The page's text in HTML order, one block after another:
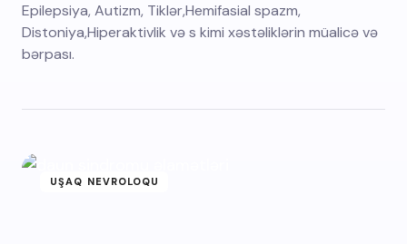
Epilepsiya, Autizm, Tiklər,Hemifasial spazm,
Distoniya,Hiperaktivlik və s kimi xəstəliklərin müalicə və
bərpası.
UŞAQ NEVROLOQU